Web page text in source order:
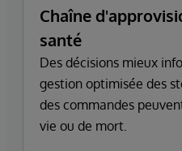
Chaîne
santé
Des décisions mieux
gestion optimisée des
des commandes
vie ou de mort.